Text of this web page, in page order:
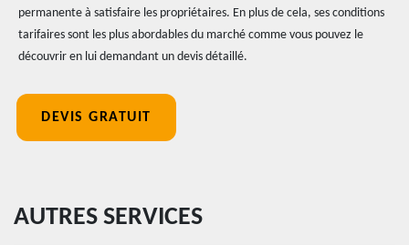
permanente à satisfaire les propriétaires. En plus de cela, ses conditions
tarifaires sont les plus abordables du marché comme vous pouvez le
découvrir en lui demandant un devis détaillé.
DEVIS GRATUIT
AUTRES SERVICES